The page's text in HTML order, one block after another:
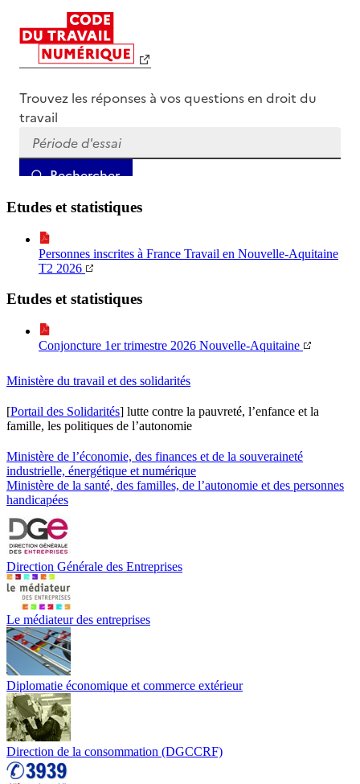
Etudes et statistiques
Personnes inscrites à France Travail en Nouvelle-Aquitaine
T2 2026
Etudes et statistiques
Conjoncture 1er trimestre 2026 Nouvelle-Aquitaine
Ministère du travail et des solidarités
[Portail des Solidarités] lutte contre la pauvreté, l’enfance et la
famille, les politiques de l’autonomie
Ministère de l’économie, des finances et de la souveraineté
industrielle, énergétique et numérique
Ministère de la santé, des familles, de l’autonomie et des personnes
handicapées
Direction Générale des Entreprises
Le médiateur des entreprises
Diplomatie économique et commerce extérieur
Direction de la consommation (DGCCRF)